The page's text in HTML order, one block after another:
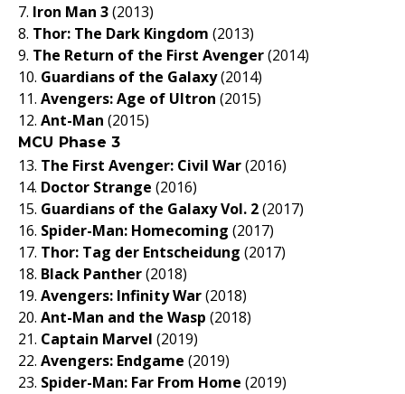
7. Iron Man 3(2013)
8. Thor: The Dark Kingdom (2013)
9. The Return of the First Avenger(2014)
10. Guardians of the Galaxy(2014)
11. Avengers: Age of Ultron (2015)
12. Ant-Man (2015)
MCU Phase 3
13. The First Avenger: Civil War(2016)
14. Doctor Strange (2016)
15. Guardians of the Galaxy Vol. 2(2017)
16. Spider-Man: Homecoming (2017)
17. Thor: Tag der Entscheidung (2017)
18. Black Panther(2018)
19. Avengers: Infinity War(2018)
20. Ant-Man and the Wasp (2018)
21. Captain Marvel (2019)
22. Avengers: Endgame (2019)
23. Spider-Man: Far From Home (2019)